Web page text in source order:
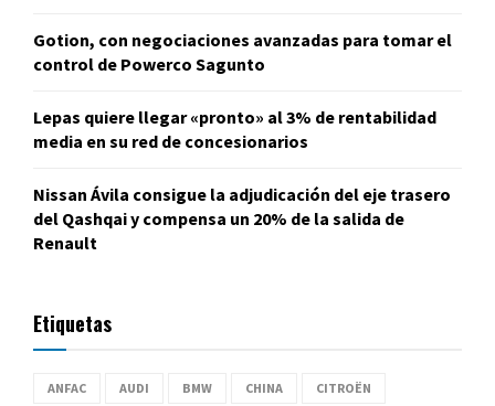
Gotion, con negociaciones avanzadas para tomar el
control de Powerco Sagunto
Lepas quiere llegar «pronto» al 3% de rentabilidad
media en su red de concesionarios
Nissan Ávila consigue la adjudicación del eje trasero
del Qashqai y compensa un 20% de la salida de
Renault
Etiquetas
ANFAC AUDI BMW CHINA CITROËN